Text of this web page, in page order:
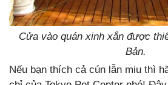
Cửa vào quán xinh xắn được
Bản.
Nếu bạn thích cả cún lẫn miu thì